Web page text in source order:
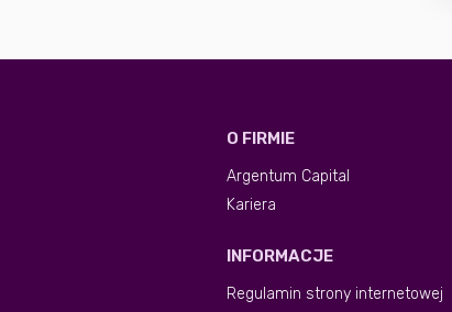
O FIRMIE
Argentum Capital
Kariera
INFORMACJE
Regulamin strony internetowej